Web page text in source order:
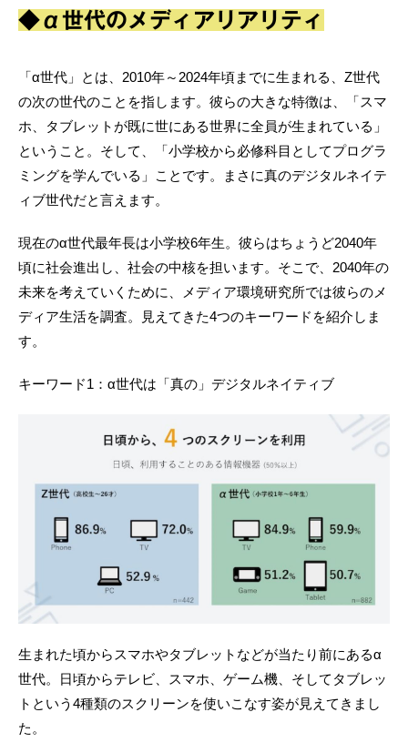
◆α世代のメディアリアリティ
「α世代」とは、2010年～2024年頃までに生まれる、Z世代
の次の世代のことを指します。彼らの大きな特徴は、「スマ
ホ、タブレットが既に世にある世界に全員が生まれている」
ということ。そして、「小学校から必修科目としてプログラ
ミングを学んでいる」ことです。まさに真のデジタルネイテ
ィブ世代だと言えます。
現在のα世代最年長は小学校6年生。彼らはちょうど2040年
頃に社会進出し、社会の中核を担います。そこで、2040年の
未来を考えていくために、メディア環境研究所では彼らのメ
ディア生活を調査。見えてきた4つのキーワードを紹介しま
す。
キーワード1：α世代は「真の」デジタルネイティブ
生まれた頃からスマホやタブレットなどが当たり前にあるα
世代。日頃からテレビ、スマホ、ゲーム機、そしてタブレッ
トという4種類のスクリーンを使いこなす姿が見えてきまし
た。